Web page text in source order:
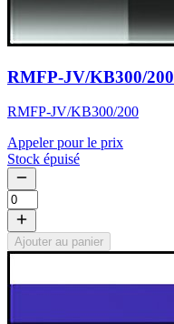
RMFP-JV/KB300/200
RMFP-JV/KB300/200
Appeler pour le prix
Stock épuisé
Ajouter au panier